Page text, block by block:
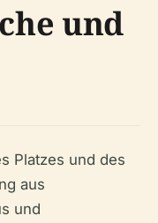
und
Platzes und des
aus
und